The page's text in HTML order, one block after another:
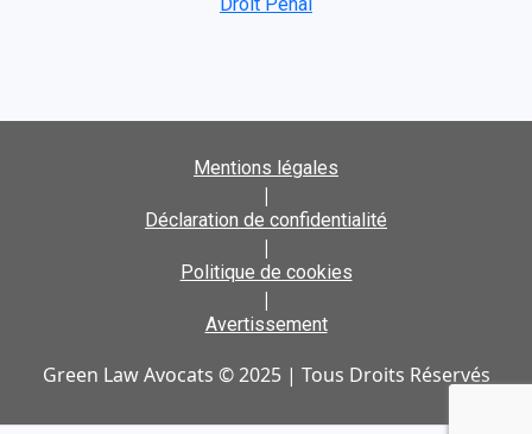
Droit Pénal
Mentions légales
|
Déclaration de confidentialité
|
Politique de cookies
|
Avertissement
Green Law Avocats © 2025 | Tous Droits Réservés